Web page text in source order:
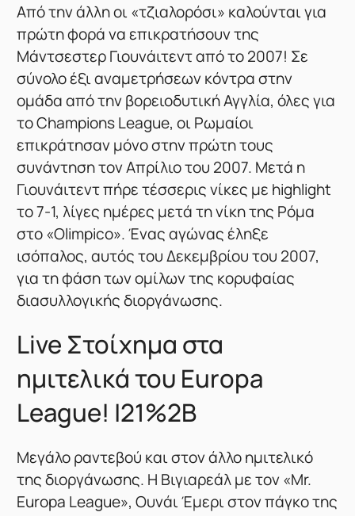
Από την άλλη οι «τζιαλορόσι» καλούνται για
πρώτη φορά να επικρατήσουν της
Μάντσεστερ Γιουνάιτεντ από το 2007! Σε
σύνολο έξι αναμετρήσεων κόντρα στην
ομάδα από την βορειοδυτική Αγγλία, όλες για
το Champions League, οι Ρωμαίοι
επικράτησαν μόνο στην πρώτη τους
συνάντηση τον Απρίλιο του 2007. Μετά η
Γιουνάιτεντ πήρε τέσσερις νίκες με highlight
το 7-1, λίγες ημέρες μετά τη νίκη της Ρόμα
στο «Olimpico». Ένας αγώνας έληξε
ισόπαλος, αυτός του Δεκεμβρίου του 2007,
για τη φάση των ομίλων της κορυφαίας
διασυλλογικής διοργάνωσης.
Live Στοίχημα στα
ημιτελικά του Europa
League! |21%2B
Μεγάλο ραντεβού και στον άλλο ημιτελικό
της διοργάνωσης. Η Βιγιαρεάλ με τον «Mr.
Europa League», Ουνάι Έμερι στον πάγκο της